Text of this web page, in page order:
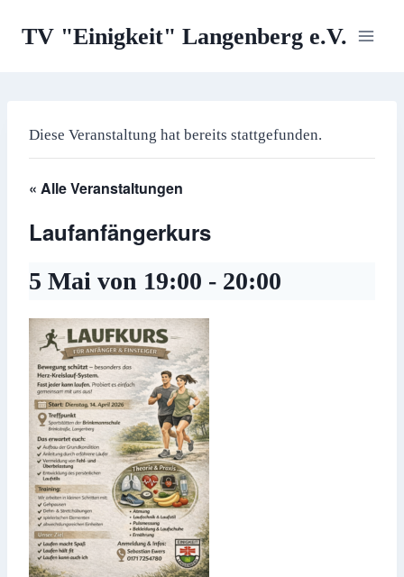
InhaltTV "Einigkeit" Langenberg e.V.
Diese Veranstaltung hat bereits stattgefunden.
« Alle Veranstaltungen
Laufanfängerkurs
5 Mai von 19:00 - 20:00